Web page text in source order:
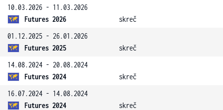
10.03.2026 - 11.03.2026
Futures 2026
skreč
01.12.2025 - 26.01.2026
Futures 2025
skreč
14.08.2024 - 20.08.2024
Futures 2024
skreč
16.07.2024 - 14.08.2024
Futures 2024
skreč